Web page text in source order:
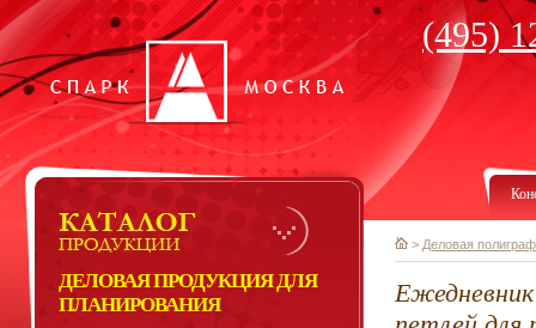
(495)
ДЕЛОВАЯ ПРОДУКЦИЯ ДЛЯ
ПЛАНИРОВАНИЯ
> Деловая